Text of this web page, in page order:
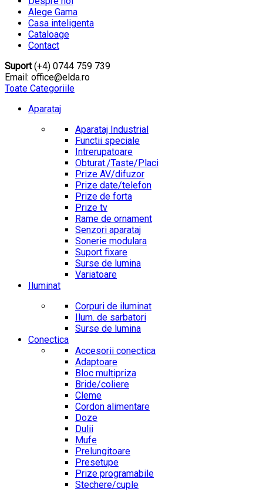
Alege Gama
Casa inteligenta
Cataloage
Contact
Suport(+4) 0744 759 739
Email: office@elda.ro
Toate Categoriile
Aparataj
Aparataj Industrial
Functii speciale
Intrerupatoare
Obturat./Taste/Placi
Prize AV/difuzor
Prize date/telefon
Prize de forta
Prize tv
Rame de ornament
Senzori aparataj
Sonerie modulara
Suport fixare
Surse de lumina
Variatoare
Iluminat
Corpuri de iluminat
Ilum. de sarbatori
Surse de lumina
Conectica
Accesorii conectica
Adaptoare
Bloc multipriza
Bride/coliere
Cleme
Cordon alimentare
Doze
Dulii
Mufe
Prelungitoare
Presetupe
Prize programabile
Stechere/cuple